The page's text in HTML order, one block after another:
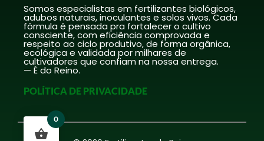
Somos especialistas em fertilizantes biológicos,
adubos naturais, inoculantes e solos vivos. Cada
fórmula é pensada pra fortalecer o cultivo
consciente, com eficiência comprovada e
respeito ao ciclo produtivo, de forma orgânica,
ecológica e validada por milhares de
cultivadores que confiam na nossa entrega.
— É do Reino.
POLÍTICA DE PRIVACIDADE
0